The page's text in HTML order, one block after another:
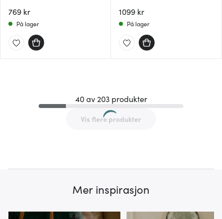
769 kr
På lager
1099 kr
På lager
40 av 203 produkter
Vis flere produkter
Mer inspirasjon